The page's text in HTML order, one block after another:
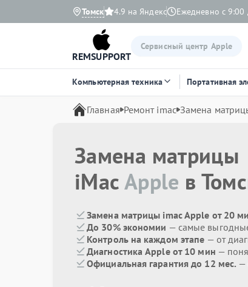
Томск 4.9 на Яндекс Ежедневно с 9:00
REMSUPPORT
Сервисный центр Apple
Компьютерная техника Портативная
Главная Ремонт imac Замена
Замена матрицы
iMacApple в
Замена матрицы imac Apple от 20
До 30% экономии — самые
Контроль на каждом этапе — от
Диагностика Apple от 10 мин —
Официальная гарантия до 12 мес. —